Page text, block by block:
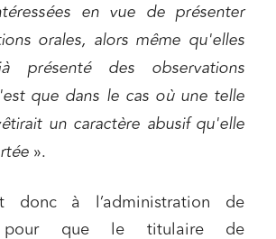
en vue de présenter
orales, alors même qu'elles
présenté des observations
que dans le cas où une telle
un caractère abusif qu'elle
».
donc à l’administration de
pour que le titulaire de